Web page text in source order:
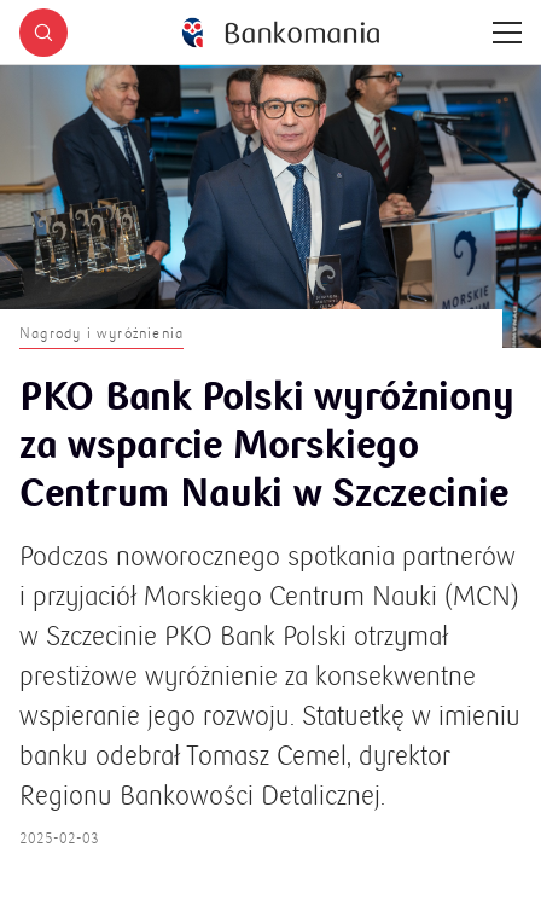
Nagrody i wyróżnienia
PKO Bank Polski wyróżniony
za wsparcie Morskiego
Centrum Nauki w Szczecinie
Podczas noworocznego spotkania partnerów
i przyjaciół Morskiego Centrum Nauki (MCN)
w Szczecinie PKO Bank Polski otrzymał
prestiżowe wyróżnienie za konsekwentne
wspieranie jego rozwoju. Statuetkę w imieniu
banku odebrał Tomasz Cemel, dyrektor
Regionu Bankowości Detalicznej.
2025-02-03